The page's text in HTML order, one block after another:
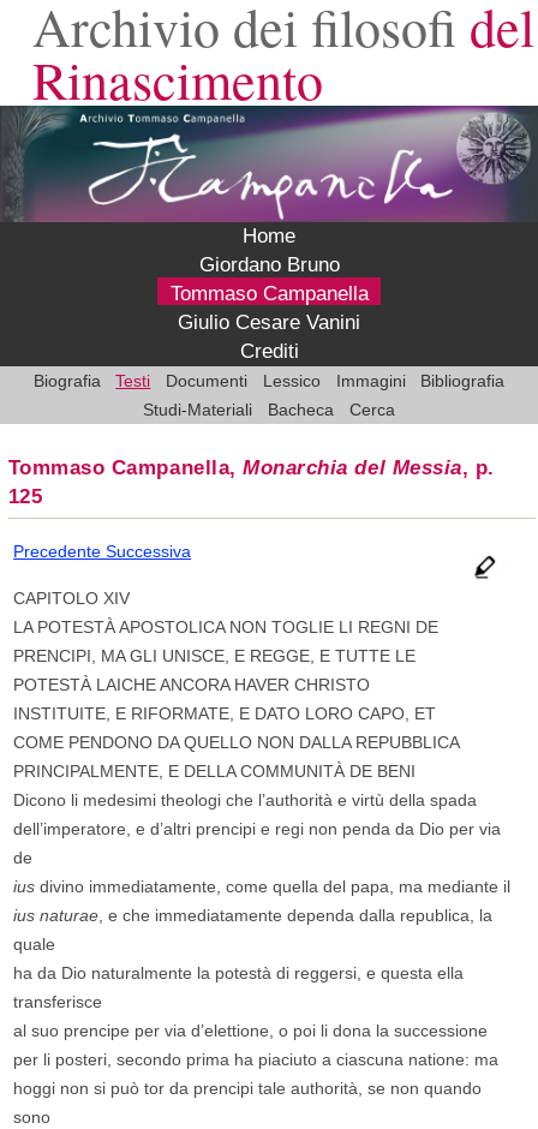
Archivio dei filosofi del
Rinascimento
Home
Giordano Bruno
Tommaso Campanella
Giulio Cesare Vanini
Crediti
Biografia Testi Documenti Lessico Immagini
Bibliografia
Studi-Materiali
Bacheca Cerca
Tommaso Campanella,Monarchia del Messia, p.
125
PrecedenteSuccessiva
CAPITOLO XIV
LA POTESTÀ APOSTOLICA NON TOGLIE LI REGNI DE
PRENCIPI, MA GLI UNISCE, E REGGE, E TUTTE LE
POTESTÀ LAICHE ANCORA HAVER CHRISTO
INSTITUITE, E RIFORMATE, E DATO LORO CAPO, ET
COME PENDONO DA QUELLO NON DALLA REPUBBLICA
PRINCIPALMENTE, E DELLA COMMUNITÀ DE BENI
Dicono li medesimi theologi che l’authorità e virtù della spada
dell’imperatore, e d’altri prencipi e regi non penda da Dio per via
de
ius divino immediatamente, come quella del papa, ma mediante il
ius naturae, e che immediatamente dependa dalla republica, la
quale
ha da Dio naturalmente la potestà di reggersi, e questa ella
transferisce
al suo prencipe per via d’elettione, o poi li dona la successione
per li posteri, secondo prima ha piaciuto a ciascuna natione: ma
hoggi non si può tor da prencipi tale authorità, se non quando
sono